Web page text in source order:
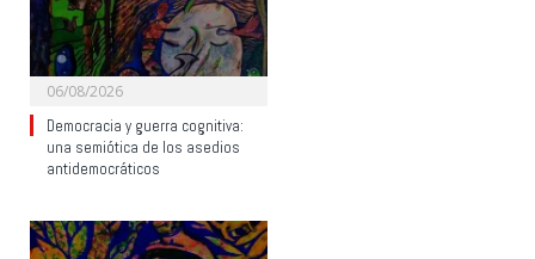
06/08/2026
Democracia y guerra cognitiva:
una semiótica de los asedios
antidemocráticos